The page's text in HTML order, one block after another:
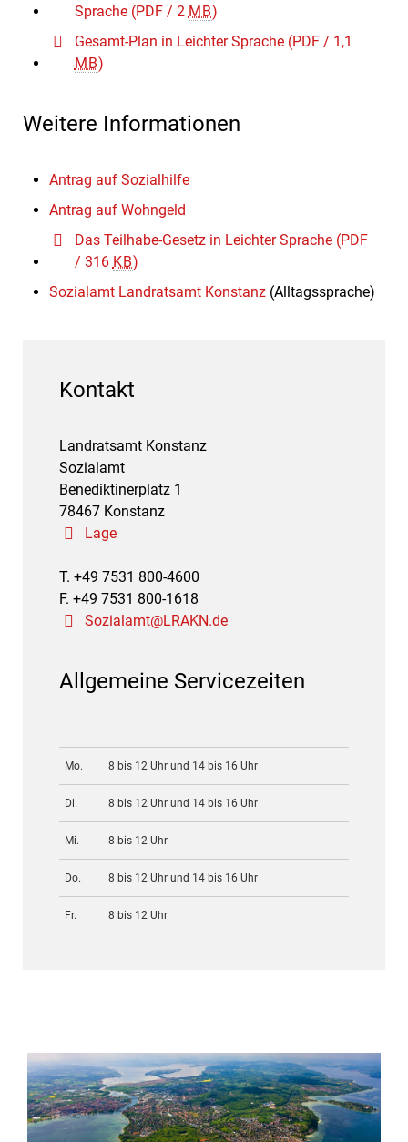
Sprache(PDF / 2 MB)
Gesamt-Plan in Leichter Sprache(PDF / 1,1
MB)
Weitere Informationen
Antrag auf Sozialhilfe
Antrag auf Wohngeld
Das Teilhabe-Gesetz in Leichter Sprache(PDF
/ 316 KB)
Sozialamt Landratsamt Konstanz(Alltagssprache)
Kontakt
Landratsamt Konstanz
Sozialamt
Benediktinerplatz 1
78467 Konstanz
Lage
T. +49 7531 800-4600
F. +49 7531 800-1618
Sozialamt@LRAKN.de
Allgemeine Servicezeiten
Mo. 8 bis 12 Uhr und 14 bis 16 Uhr
Di. 8 bis 12 Uhr und 14 bis 16 Uhr
Mi. 8 bis 12 Uhr
Do. 8 bis 12 Uhr und 14 bis 16 Uhr
Fr. 8 bis 12 Uhr